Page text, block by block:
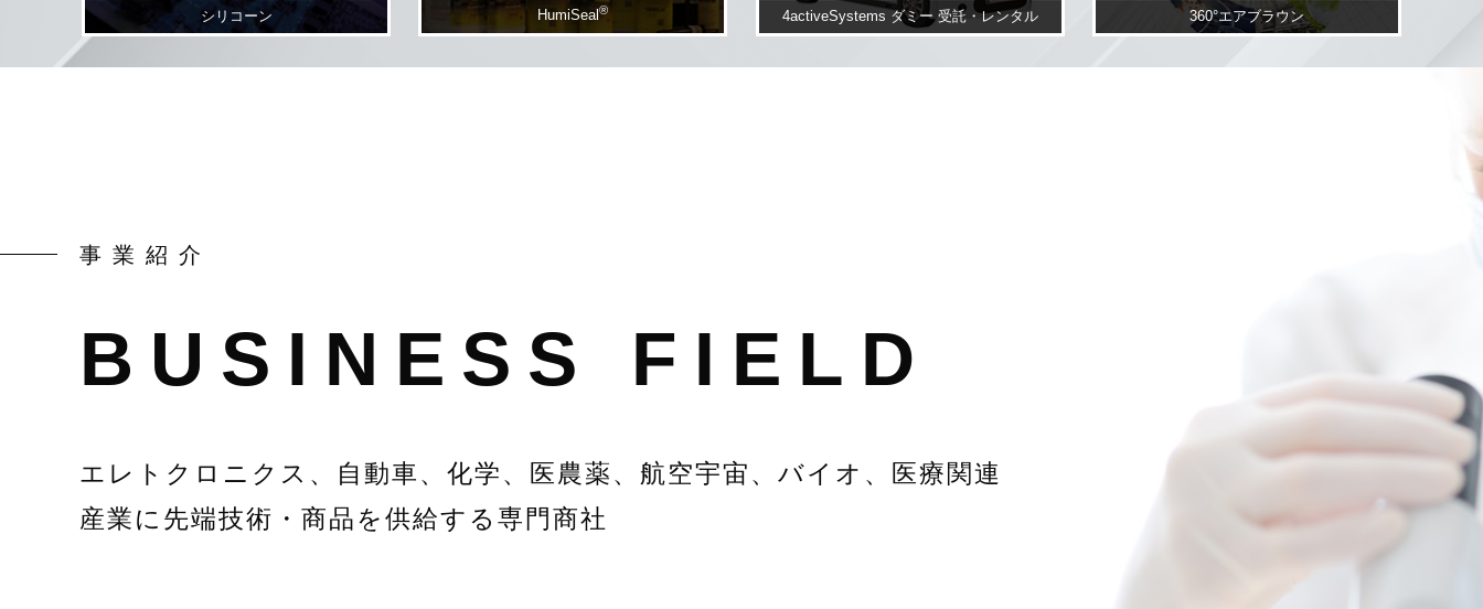
シリコーン HumiSeal® 4activeSystems ダミー 受託・レンタル 360°エアブラウン
事業紹介
BUSINESS FIELD
エレトクロニクス、自動車、化学、医農薬、航空宇宙、バイオ、医療関連
産業に先端技術・商品を供給する専門商社